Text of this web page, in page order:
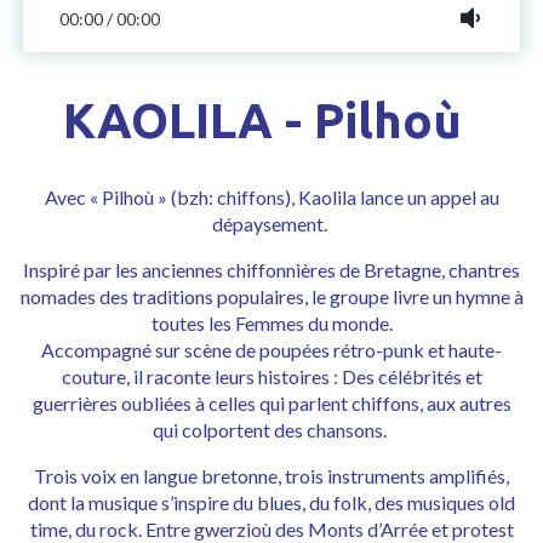
00:00/00:00
KAOLILA - Pilhoù
Avec « Pilhoù » (bzh: chiffons), Kaolila lance un appel au
dépaysement.
Inspiré par les anciennes chiffonnières de Bretagne, chantres
nomades des traditions populaires, le groupe livre un hymne à
toutes les Femmes du monde.
Accompagné sur scène de poupées rétro-punk et haute-
couture, il raconte leurs histoires : Des célébrités et
guerrières oubliées à celles qui parlent chiffons, aux autres
qui colportent des chansons.
Trois voix en langue bretonne, trois instruments amplifiés,
dont la musique s’inspire du blues, du folk, des musiques old
time, du rock. Entre gwerzioù des Monts d’Arrée et protest